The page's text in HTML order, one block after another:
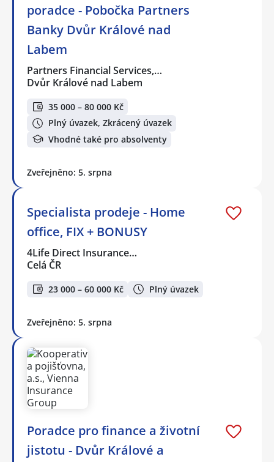
poradce - Pobočka Partners
Banky Dvůr Králové nad
Labem
Partners Financial Services,…
Dvůr Králové nad Labem
35 000 – 80 000 Kč
Plný úvazek, Zkrácený úvazek
Vhodné také pro absolventy
Zveřejněno: 5. srpna
Specialista prodeje - Home
office, FIX + BONUSY
4Life Direct Insurance…
Celá ČR
23 000 – 60 000 Kč Plný úvazek
Zveřejněno: 5. srpna
Poradce pro finance a životní
jistotu - Dvůr Králové a